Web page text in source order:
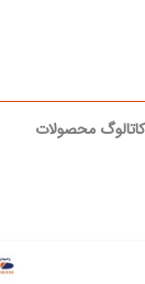
کاتالوگ محصولات